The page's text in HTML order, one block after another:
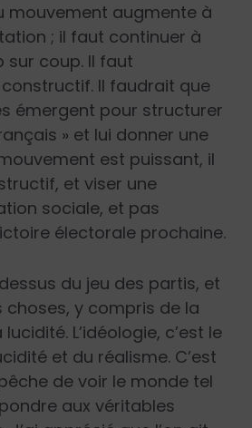
mouvement augmente à
; il faut continuer à
sur coup. Il faut
Il faudrait que
émergent pour structurer
» et lui donner une
est puissant, il
et viser une
sociale, et pas
électorale prochaine.
du jeu des partis, et
choses, y compris de la
L’idéologie, c’est le
et du réalisme. C’est
de voir le monde tel
aux véritables